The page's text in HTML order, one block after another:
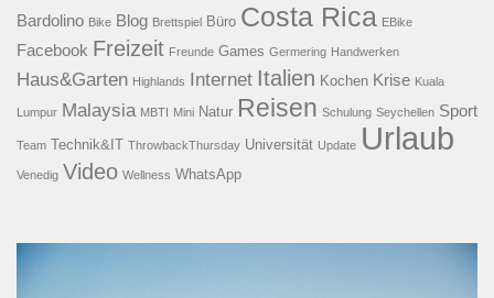
Bardolino Bike Blog Brettspiel Büro Costa Rica EBike
Facebook Freizeit Freunde Games Germering Handwerken
Haus&Garten Highlands Internet Italien Kochen Krise Kuala
Lumpur Malaysia MBTI Mini Natur Reisen Schulung Seychellen Sport
Team Technik&IT ThrowbackThursday Universität Update Urlaub
Venedig Video Wellness WhatsApp